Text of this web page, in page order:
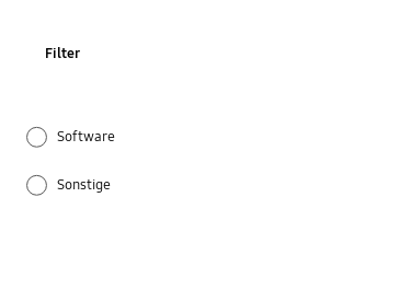
Filter
Software
Sonstige